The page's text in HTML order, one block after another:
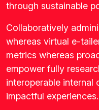
through sustainable
Collaboratively
whereas virtual e-
metrics whereas
empower fully
interoperable internal
impactful experiences.